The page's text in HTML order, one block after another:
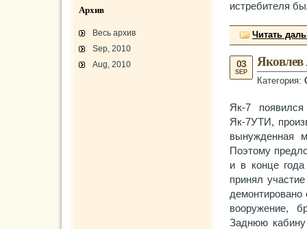
истребителя
Читать
Яковлев
Категория:
03
SEP
Як-7 появился
Як-7УТИ,
вынужденная
Поэтому
и в конце
принял
вооружение,
Заднюю кабину
Архив
Весь архив
Sep, 2010
Aug, 2010